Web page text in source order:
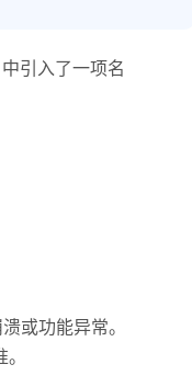
引入了一项名
或功能异常。